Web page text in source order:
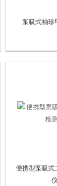
泵吸式袖珍
便携型泵吸式
仪